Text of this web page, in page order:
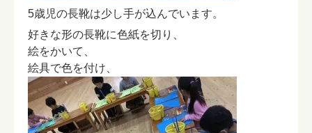
5歳児の長靴は少し手が込んでいます。
好きな形の長靴に色紙を切り、
絵をかいて、
絵具で色を付け、